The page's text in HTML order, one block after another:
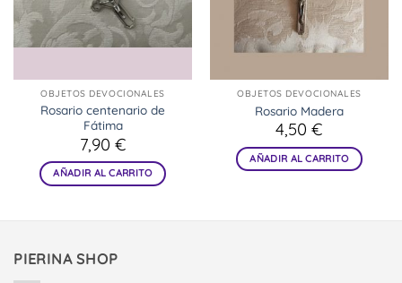
OBJETOS DEVOCIONALES
Rosario centenario de
Fátima
7,90 €
AÑADIR AL CARRITO
OBJETOS DEVOCIONALES
Rosario Madera
4,50 €
AÑADIR AL CARRITO
PIERINA SHOP